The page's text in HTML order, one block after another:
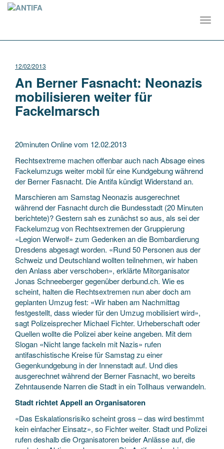
12/02/2013
An Berner Fasnacht: Neonazis
mobilisieren weiter für
Fackelmarsch
20minuten Online vom 12.02.2013
Rechtsextreme machen offenbar auch nach Absage eines
Fackelumzugs weiter mobil für eine Kundgebung während
der Berner Fasnacht. Die Antifa kündigt Widerstand an.
Marschieren am Samstag Neonazis ausgerechnet
während der Fasnacht durch die Bundesstadt (20 Minuten
berichtete)? Gestern sah es zunächst so aus, als sei der
Fackelumzug von Rechtsextremen der Gruppierung
«Legion Werwolf» zum Gedenken an die Bombardierung
Dresdens abgesagt worden. «Rund 50 Personen aus der
Schweiz und Deutschland wollten teilnehmen, wir haben
den Anlass aber verschoben», erklärte Mitorganisator
Jonas Schneeberger gegenüber derbund.ch. Wie es
scheint, halten die Rechtsextremen nun aber doch am
geplanten Umzug fest: «Wir haben am Nachmittag
festgestellt, dass wieder für den Umzug mobilisiert wird»,
sagt Polizeisprecher Michael Fichter. Urheberschaft oder
Quellen wollte die Polizei aber keine angeben. Mit dem
Slogan «Nicht lange fackeln mit Nazis» rufen
antifaschistische Kreise für Samstag zu einer
Gegenkundgebung in der Innenstadt auf. Und dies
ausgerechnet während der Berner Fasnacht, wo bereits
Zehntausende Narren die Stadt in ein Tollhaus verwandeln.
Stadt richtet Appell an Organisatoren
«Das Eskalationsrisiko scheint gross – das wird bestimmt
kein einfacher Einsatz», so Fichter weiter. Stadt und Polizei
rufen deshalb die Organisatoren beider Anlässe auf, die